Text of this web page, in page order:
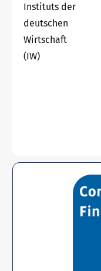
Instituts der
deutschen
Wirtschaft
(IW)